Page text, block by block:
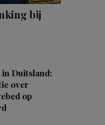
bij
Duitsland:
over
op